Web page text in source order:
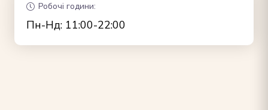
Робочі години:
Пн-Нд: 11:00-22:00